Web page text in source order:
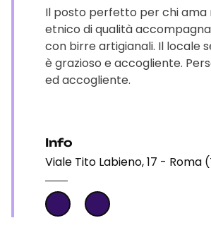
Il posto perfetto per chi ama
etnico di qualità
con birre artigianali. Il locale
è grazioso e accogliente.
ed accogliente.
Info
Viale Tito Labieno, 17 - Roma